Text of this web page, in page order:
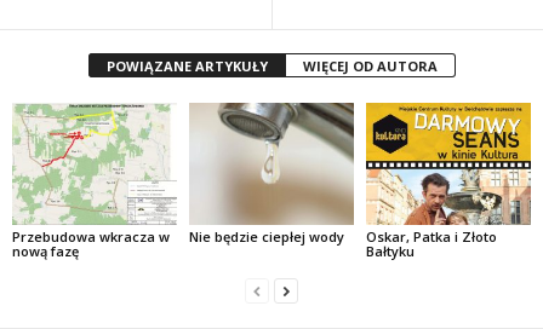
POWIĄZANE ARTYKUŁY WIĘCEJ OD AUTORA
Przebudowa wkracza w
nową fazę
Nie będzie ciepłej wody
Oskar, Patka i Złoto
Bałtyku